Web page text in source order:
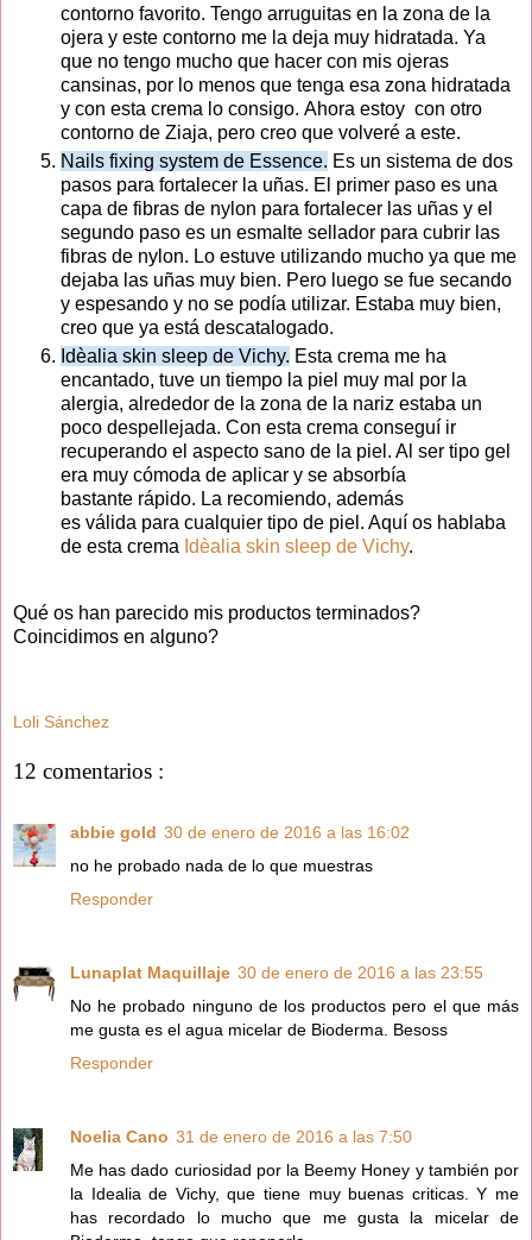
contorno favorito. Tengo arruguitas en la zona de la
ojera y este contorno me la deja muy hidratada. Ya
que no tengo mucho que hacer con mis ojeras
cansinas, por lo menos que tenga esa zona hidratada
y con esta crema lo consigo. Ahora estoy con otro
contorno de Ziaja, pero creo que volveré a este.
Nails fixing system de Essence. Es un sistema de dos
pasos para fortalecer la uñas. El primer paso es una
capa de fibras de nylon para fortalecer las uñas y el
segundo paso es un esmalte sellador para cubrir las
fibras de nylon. Lo estuve utilizando mucho ya que me
dejaba las uñas muy bien. Pero luego se fue secando
y espesando y no se podía utilizar. Estaba muy bien,
creo que ya está descatalogado.
Idèalia skin sleep de Vichy. Esta crema me ha
encantado, tuve un tiempo la piel muy mal por la
alergia, alrededor de la zona de la nariz estaba un
poco despellejada. Con esta crema conseguí ir
recuperando el aspecto sano de la piel. Al ser tipo gel
era muy cómoda de aplicar y se absorbía
bastante rápido. La recomiendo, además
es válida para cualquier tipo de piel. Aquí os hablaba
de esta crema Idèalia skin sleep de Vichy.
Qué os han parecido mis productos terminados?
Coincidimos en alguno?
Loli Sánchez
12 comentarios :
abbie gold 30 de enero de 2016 a las 16:02
no he probado nada de lo que muestras
Responder
Lunaplat Maquillaje 30 de enero de 2016 a las 23:55
No he probado ninguno de los productos pero el que más
me gusta es el agua micelar de Bioderma. Besoss
Responder
Noelia Cano 31 de enero de 2016 a las 7:50
Me has dado curiosidad por la Beemy Honey y también por
la Idealia de Vichy, que tiene muy buenas criticas. Y me
has recordado lo mucho que me gusta la micelar de